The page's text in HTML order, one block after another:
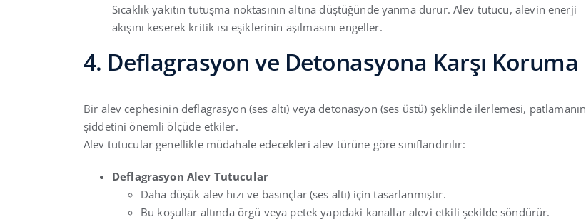
Sıcaklık yakıtın tutuşma noktasının altına düştüğünde yanma durur. Alev tutucu, alevin enerji
akışını keserek kritik ısı eşiklerinin aşılmasını engeller.
4. Deflagrasyon ve Detonasyona Karşı Koruma
Bir alev cephesinin deflagrasyon (ses altı) veya detonasyon (ses üstü) şeklinde ilerlemesi, patlamanın
şiddetini önemli ölçüde etkiler.
Alev tutucular genellikle müdahale edecekleri alev türüne göre sınıflandırılır:
Deflagrasyon Alev Tutucular
Daha düşük alev hızı ve basınçlar (ses altı) için tasarlanmıştır.
Bu koşullar altında örgü veya petek yapıdaki kanallar alevi etkili şekilde söndürür.